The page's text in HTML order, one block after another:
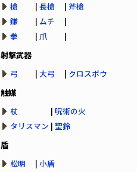
槍 | 長槍 | 斧槍
鎌 | ムチ |
拳 | 爪 |
射撃武器
弓 | 大弓 | クロスボウ
触媒
杖 | 呪術の火
タリスマン | 聖鈴
盾
松明 | 小盾